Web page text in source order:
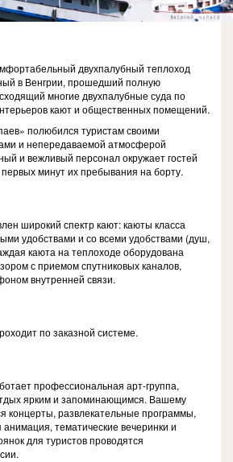
двухпалубный теплоход
в Венгрии, прошедший полную
многие двухпалубные суда по
кают и общественных помещений.
полюбился туристам своими
и непередаваемой атмосферой
и вежливый персонал окружает гостей
минут их пребывания на борту.
широкий спектр кают: каюты класса
удобствами и со всеми удобствами (душ,
каюта на теплоходе оборудована
с приемом спутниковых каналов,
внутренней связи.
по заказной системе.
профессиональная арт-группа,
ярким и запоминающимся. Вашему
концерты, развлекательные программы,
тематические вечеринки и
для туристов проводятся